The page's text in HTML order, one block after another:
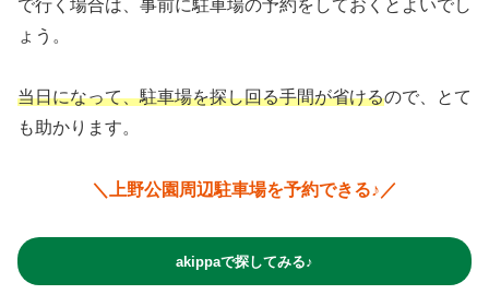
で行く場合は、事前に駐車場の予約をしておくとよいでし
ょう。
当日になって、駐車場を探し回る手間が省けるので、とて
も助かります。
＼上野公園周辺駐車場を予約できる♪／
akippaで探してみる♪